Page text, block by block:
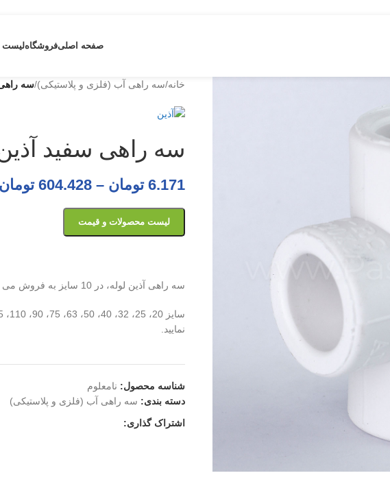
صفحه اصلیفروشگاهلیست
خانه/سه راهی آب (فلزی و پلاستیکی)/سه
سه راهی سفید
6.171 تومان –
604.428
لیست محصولات و قیمت
سه راهی آذین لوله، در 10 سایز به فروش می رسد
نمایید.
شناسه محصول: نامعلوم
دسته بندی: سه راهی آب (فلزی و پلاستیکی)
اشتراک گذاری: